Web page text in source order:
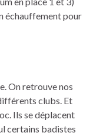
échauffement pour
On retrouve nos
clubs. Et
Ils se déplacent
certains badistes